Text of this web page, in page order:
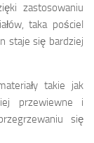
zastosowaniu
taka pościel
staje się bardziej
takie jak
przewiewne i
się